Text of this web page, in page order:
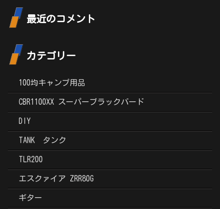
最近のコメント
カテゴリー
100均キャンプ用品
CBR1100XX スーパーブラックバード
DIY
TANK タンク
TLR200
エスクァイア ZRR80G
ギター